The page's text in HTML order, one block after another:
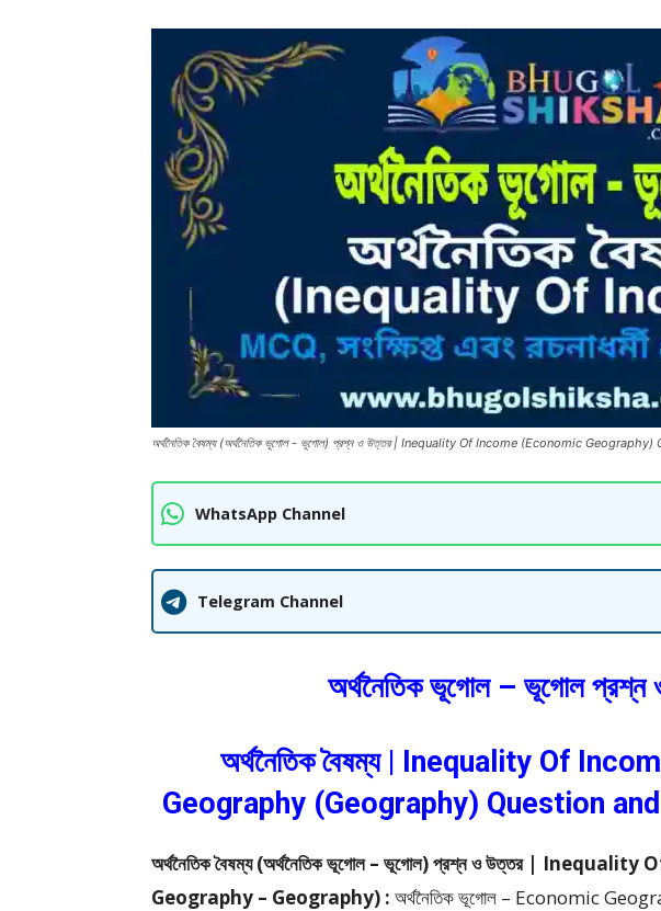
অর্থনৈতিক বৈষম্য (অর্থনৈতিক ভূগোল - ভূগোল) প্রশ্ন ও উত্তর | Inequality Of Income (Economic
WhatsApp Channel
Telegram Channel
অর্থনৈতিক ভূগোল – ভূগোল
অর্থনৈতিক বৈষম্য | Inequality Of
Geography (Geography) Question
অর্থনৈতিক বৈষম্য (অর্থনৈতিক ভূগোল – ভূগোল) প্রশ্ন ও উত্তর |
Geography – Geography) : অর্থনৈতিক ভূগোল – Economic